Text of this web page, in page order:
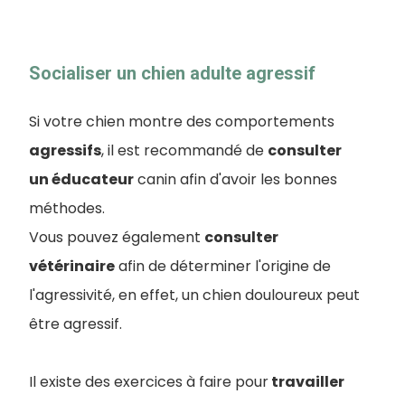
Socialiser un chien adulte agressif
Si votre chien montre des comportements
agressifs, il est recommandé de consulter
un éducateurcanin afin d'avoir les bonnes
méthodes.
Vous pouvez également consulter
vétérinaireafin de déterminer l'origine de
l'agressivité, en effet, un chien douloureux peut
être agressif.
Il existe des exercices à faire pourtravailler